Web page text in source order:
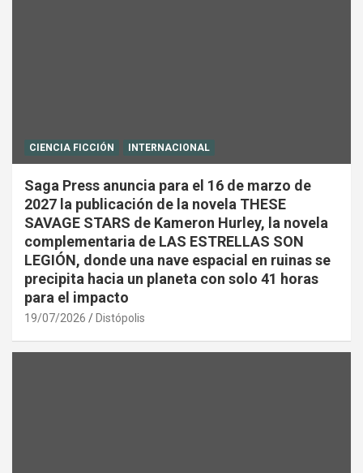
CIENCIA FICCIÓN INTERNACIONAL
Saga Press anuncia para el 16 de marzo de
2027 la publicación de la novela THESE
SAVAGE STARS de Kameron Hurley, la novela
complementaria de LAS ESTRELLAS SON
LEGIÓN, donde una nave espacial en ruinas se
precipita hacia un planeta con solo 41 horas
para el impacto
19/07/2026 Distópolis